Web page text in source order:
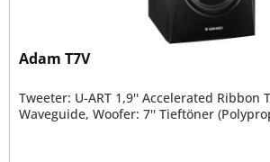
Adam T7V
Tweeter: U-ART 1,9'' Accelerated Ribbon
Waveguide, Woofer: 7'' Tieftöner